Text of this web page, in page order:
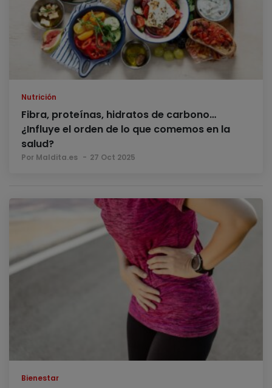
Nutrición
Fibra, proteínas, hidratos de carbono…
¿Influye el orden de lo que comemos en la
salud?
Por Maldita.es 27 Oct 2025
Bienestar